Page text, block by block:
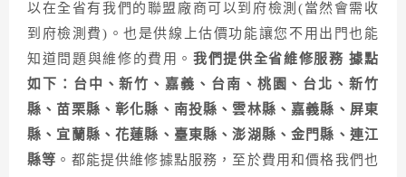
以在全省有我們的聯盟廠商可以到府檢測(當然會需收
到府檢測費)。也是供線上估價功能讓您不用出門也能
知道問題與維修的費用。我們提供全省維修服務 據點
如下：台中、新竹、嘉義、台南、桃園、台北、新竹
縣、苗栗縣、彰化縣、南投縣、雲林縣、嘉義縣、屏東
縣、宜蘭縣、花蓮縣、臺東縣、澎湖縣、金門縣、連江
縣等 。都能提供維修據點服務，至於費用和價格我們也